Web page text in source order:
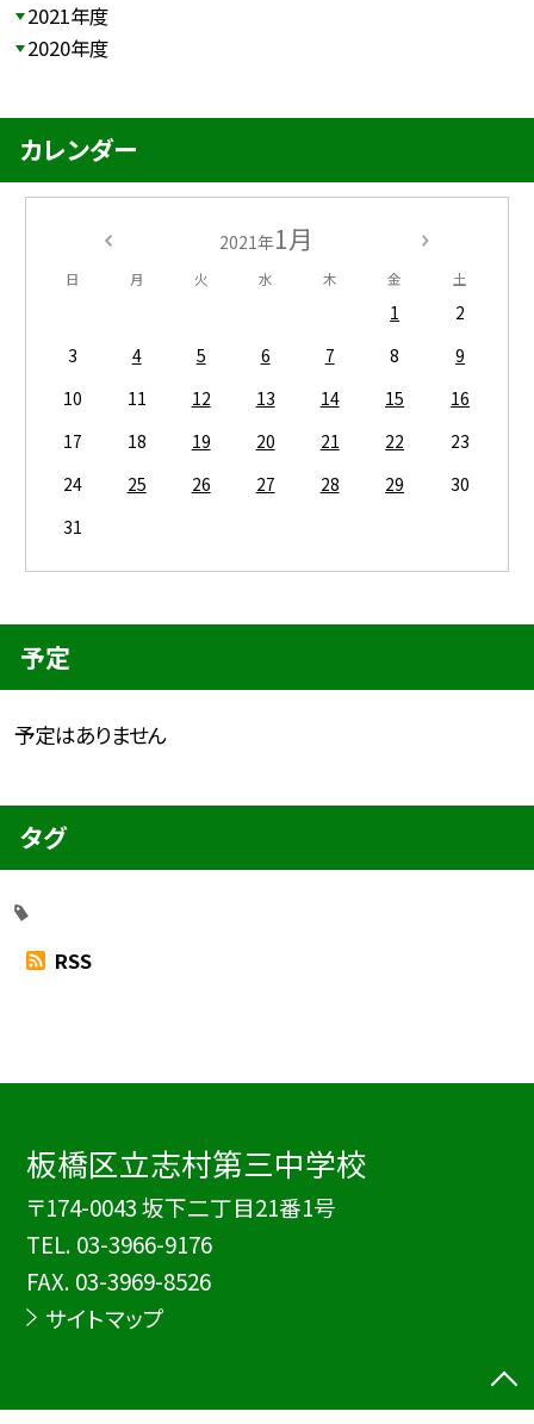
2021年度
2020年度
カレンダー
2021年1月
日 月 火 水 木 金 土
1
2
3
4 5 6 7 8
9
10
11 12 13 14 15
16
17
18 19 20 21 22
23
24
25 26 27 28 29
30
31
予定
予定はありません
タグ
RSS
板橋区立志村第三中学校
〒174-0043 坂下二丁目21番1号
TEL. 03-3966-9176
FAX. 03-3969-8526
サイトマップ